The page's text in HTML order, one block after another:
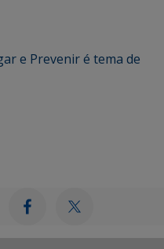
e Prevenir é tema de